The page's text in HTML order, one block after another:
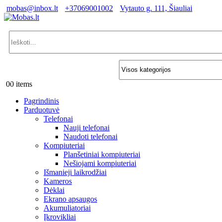
mobas@inbox.lt +37069001002 Vytauto g. 111, Šiauliai
00 items
Pagrindinis
Parduotuvė
Telefonai
Nauji telefonai
Naudoti telefonai
Kompiuteriai
Planšetiniai kompiuteriai
Nešiojami kompiuteriai
Išmanieji laikrodžiai
Kameros
Dėklai
Ekrano apsaugos
Akumuliatoriai
Įkrovikliai